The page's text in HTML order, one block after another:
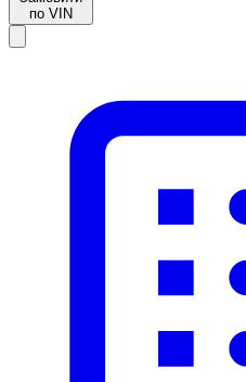
по VIN